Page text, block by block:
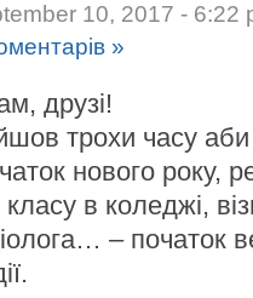
10, 2017 - 6:22
»
друзі!
трохи часу
нового року,
в коледжі,
– початок